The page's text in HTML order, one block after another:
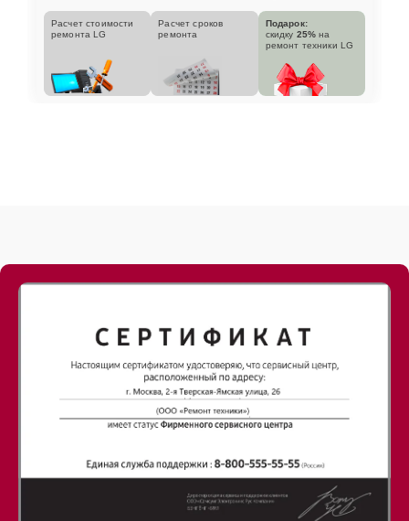
Расчет стоимости
ремонта LG
Расчет сроков
ремонта
Подарок:
скидку 25% на
ремонт техники LG